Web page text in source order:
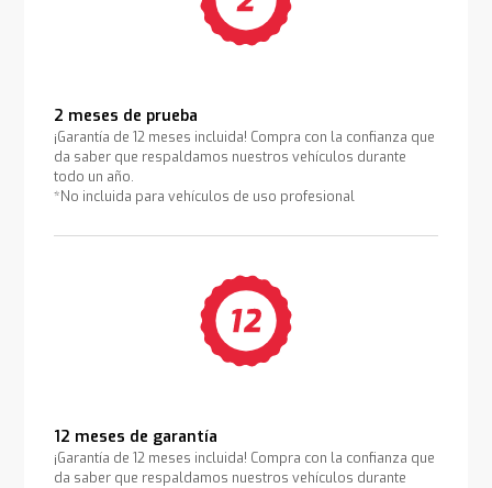
2 meses de prueba
¡Garantía de 12 meses incluida! Compra con la confianza que
da saber que respaldamos nuestros vehículos durante
todo un año.
*No incluida para vehículos de uso profesional
12 meses de garantía
¡Garantía de 12 meses incluida! Compra con la confianza que
da saber que respaldamos nuestros vehículos durante